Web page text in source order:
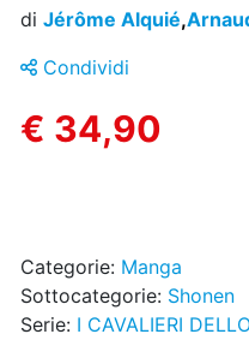
di Jérôme Alquié,
Condividi
€ 34,90
Categorie: Manga
Sottocategorie: Shonen
Serie: I CAVALIERI